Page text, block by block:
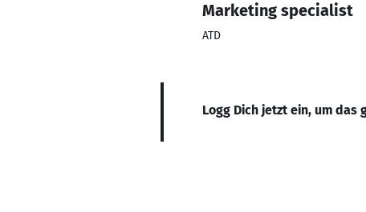
Marketing specialist
ATD
Logg Dich jetzt ein, um das